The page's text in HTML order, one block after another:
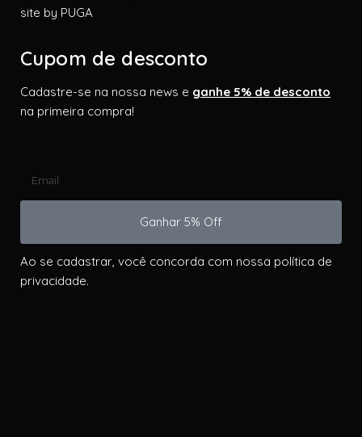
site by PUGA
Cupom de desconto
Cadastre-se na nossa news e ganhe 5% de desconto
na primeira compra!
Ganhar 5% Off
Ao se cadastrar, você concorda com nossa política de
privacidade.